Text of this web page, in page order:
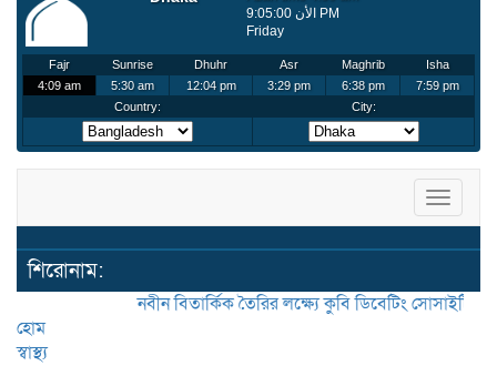
Toggle
শিরোনাম:
নবীন বিতার্কিক তৈরির লক্ষ্যে কুবি ডিবেটিং সোসাইটির
হোম
স্বাস্থ্য